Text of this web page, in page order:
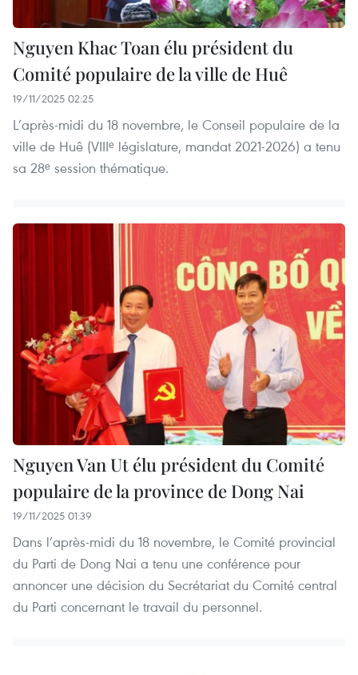
Nguyen Khac Toan élu président du
Comité populaire de la ville de Huê
19/11/2025 02:25
L’après-midi du 18 novembre, le Conseil populaire de la
ville de Huê (VIIIᵉ législature, mandat 2021-2026) a tenu
sa 28ᵉ session thématique.
Nguyen Van Ut élu président du Comité
populaire de la province de Dong Nai
19/11/2025 01:39
Dans l’après-midi du 18 novembre, le Comité provincial
du Parti de Dong Nai a tenu une conférence pour
annoncer une décision du Secrétariat du Comité central
du Parti concernant le travail du personnel.